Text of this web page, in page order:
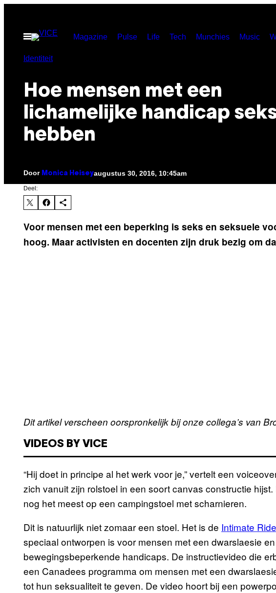
inhoud
Open
menu
Magazine Pulse Life Tech Munchies Music
Identiteit
Hoe mensen met een
lichamelijke handicap
hebben
Door Monica Heiseyaugustus 30, 2016, 10:45am
Deel:
Voor mensen met een beperking is seks en seksuele
hoog. Maar activisten en docenten zijn druk bezig om
Dit artikel verscheen oorspronkelijk bij onze collega’s van
VIDEOS BY VICE
“Hij doet in principe al het werk voor je,” vertelt een
zich vanuit zijn rolstoel in een soort canvas constructie
nog het meest op een campingstoel met scharnieren.
Dit is natuurlijk niet zomaar een stoel. Het is de Intimate
speciaal ontworpen is voor mensen met een dwarslaesie
bewegingsbeperkende handicaps. De instructievideo die
een Canadees programma om mensen met een
tot hun seksualiteit te geven. De video hoort bij een